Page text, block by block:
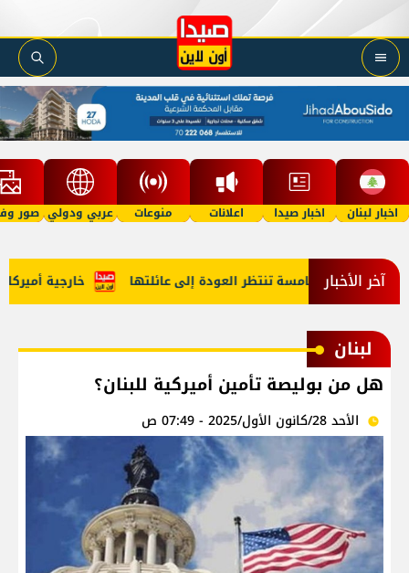
اخبار لبنان اخبار صيدا اعلانات منوعات عربي ودولي صور
آخر الأخبار خارجية أميركا: في الخامسة تنتظر العودة إلى عائلتها
لبنان
هل من بوليصة تأمين أميركية للبنان؟
الأحد 28/كانون الأول/2025 - 07:49 ص